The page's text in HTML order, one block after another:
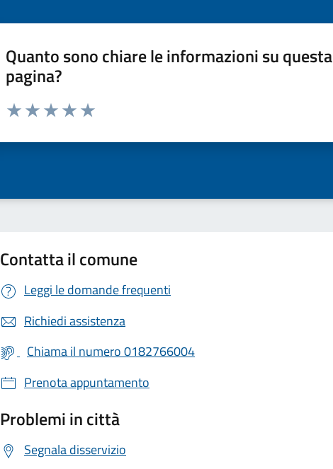
Quanto sono chiare le informazioni su questa
pagina?
Valuta da 1 a 5 stelle la pagina
Contatta il comune
Leggi le domande frequenti
Richiedi assistenza
Chiama il numero 0182766004
Prenota appuntamento
Problemi in città
Segnala disservizio